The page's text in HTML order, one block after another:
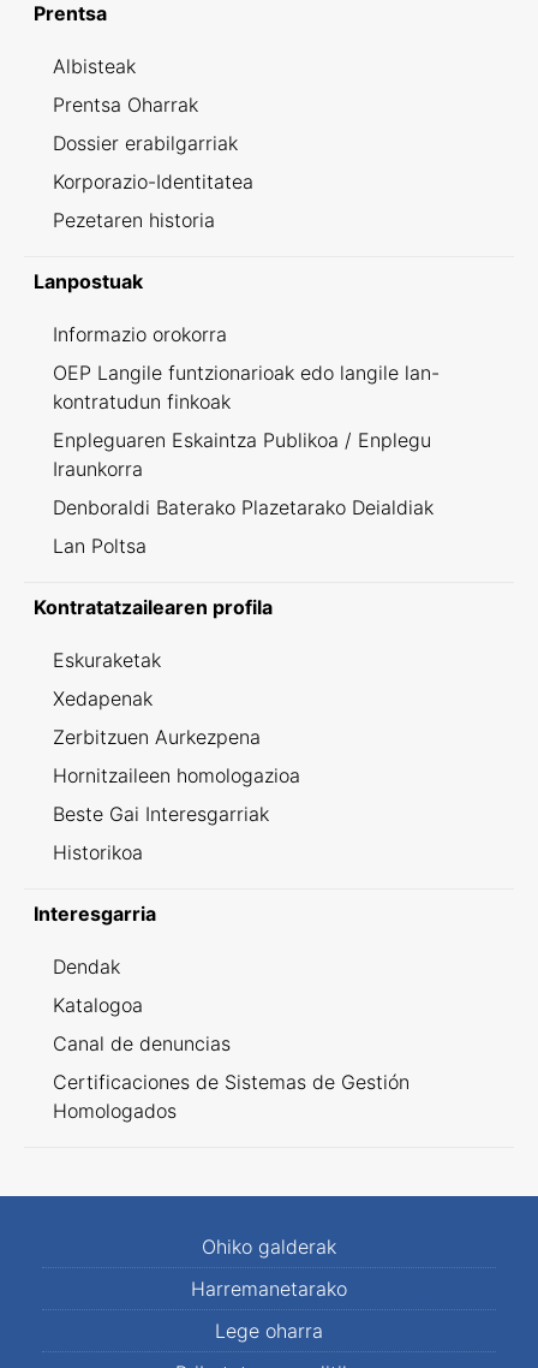
Prentsa
Albisteak
Prentsa Oharrak
Dossier erabilgarriak
Korporazio-Identitatea
Pezetaren historia
Lanpostuak
Informazio orokorra
OEP Langile funtzionarioak edo langile lan-
kontratudun finkoak
Enpleguaren Eskaintza Publikoa / Enplegu
Iraunkorra
Denboraldi Baterako Plazetarako Deialdiak
Lan Poltsa
Kontratatzailearen profila
Eskuraketak
Xedapenak
Zerbitzuen Aurkezpena
Hornitzaileen homologazioa
Beste Gai Interesgarriak
Historikoa
Interesgarria
Dendak
Katalogoa
Canal de denuncias
Certificaciones de Sistemas de Gestión
Homologados
Ohiko galderak
Harremanetarako
Lege oharra